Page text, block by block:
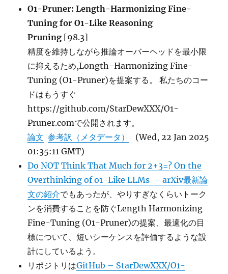
O1-Pruner: Length-Harmonizing Fine-
Tuning for O1-Like Reasoning
Pruning [98.3]
精度を維持しながら推論オーバーヘッドを最小限
に抑えるため,Longth-Harmonizing Fine-
Tuning (O1-Pruner)を提案する。 私たちのコー
ドはもうすぐ
https://github.com/StarDewXXX/O1-
Pruner.comで公開されます。
論文 参考訳（メタデータ）
(Wed, 22 Jan 2025
01:35:11 GMT)
Do NOT Think That Much for 2+3=? On the
Overthinking of o1-Like LLMs – arXiv最新論
文の紹介でもあったが、やりすぎなくらいトーク
ンを消費することを防ぐLength Harmonizing
Fine-Tuning (O1-Pruner)の提案、最適化の目
標について、短いシーケンスを評価するような設
計にしているよう。
リポジトリはGitHub – StarDewXXX/O1-